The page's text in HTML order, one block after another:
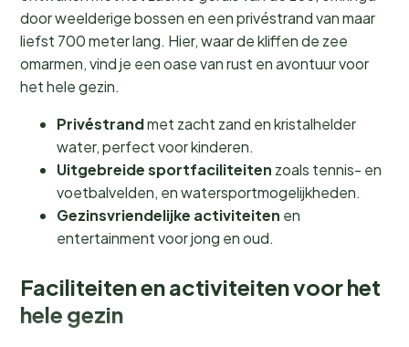
door weelderige bossen en een privéstrand van maar
liefst 700 meter lang. Hier, waar de kliffen de zee
omarmen, vind je een oase van rust en avontuur voor
het hele gezin.
Privéstrandmet zacht zand en kristalhelder
water, perfect voor kinderen.
Uitgebreide sportfaciliteiten zoals tennis- en
voetbalvelden, en watersportmogelijkheden.
Gezinsvriendelijke activiteiten en
entertainment voor jong en oud.
Faciliteiten en activiteiten voor het
hele gezin